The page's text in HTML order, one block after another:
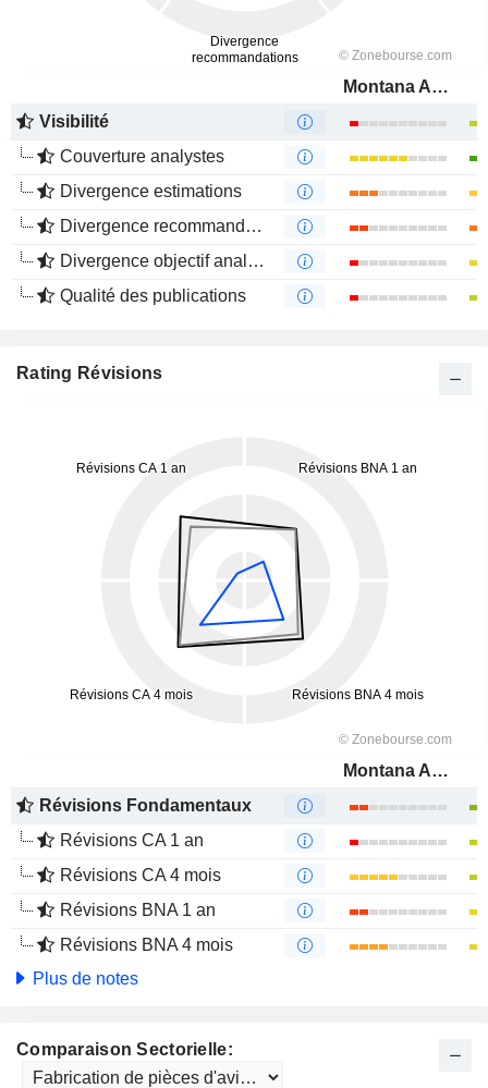
Montana Aerospace AG
Visibilité
Couverture analystes
Divergence estimations
Divergence recommandations analystes
Divergence objectif analystes
Qualité des publications
Rating Révisions
Montana Aerospace AG
Révisions Fondamentaux
Révisions CA 1 an
Révisions CA 4 mois
Révisions BNA 1 an
Révisions BNA 4 mois
Plus de notes
Comparaison Sectorielle: